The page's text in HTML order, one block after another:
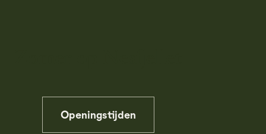
Openingstijden